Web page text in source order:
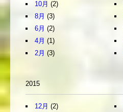
10月 (2)
8月 (3)
6月 (2)
4月 (1)
2月 (3)
2015
12月 (2)